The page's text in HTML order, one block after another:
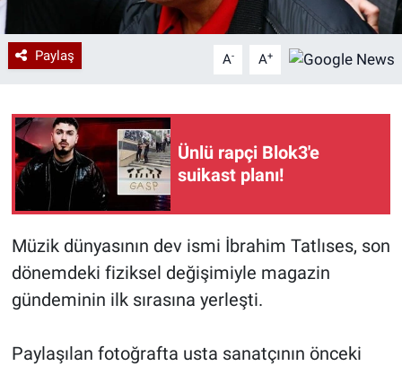
Paylaş A- A+
Ünlü rapçi Blok3'e
suikast planı!
Müzik dünyasının dev ismi İbrahim Tatlıses, son
dönemdeki fiziksel değişimiyle magazin
gündeminin ilk sırasına yerleşti.
Paylaşılan fotoğrafta usta sanatçının önceki
Ramazan